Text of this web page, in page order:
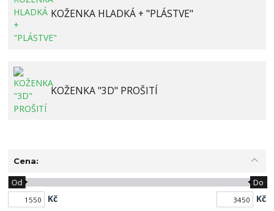
KOŽENKA HLADKÁ + "PLÁSTVE"
KOŽENKA "3D" PROŠITÍ
Cena:
Kč
Od Do
Kč